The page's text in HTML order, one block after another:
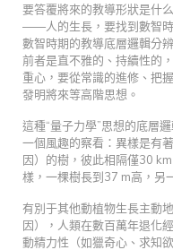
要答覆將來的教導形狀是什
——人的生長，要找到數智
數智時期的教導底層邏輯分
前者是直不雅的、持續性的
重心，要從常識的進修、把
發明將來等高階思想。
這種“量子力學”思想的底層
一個風趣的察看：異樣是有
因）的樹，彼此相隔僅30
樣，一棵樹長到37 m高，另
有別于其他動植物生長主動
因），人類在數百萬年退化
動精力性（如獵奇心、求知